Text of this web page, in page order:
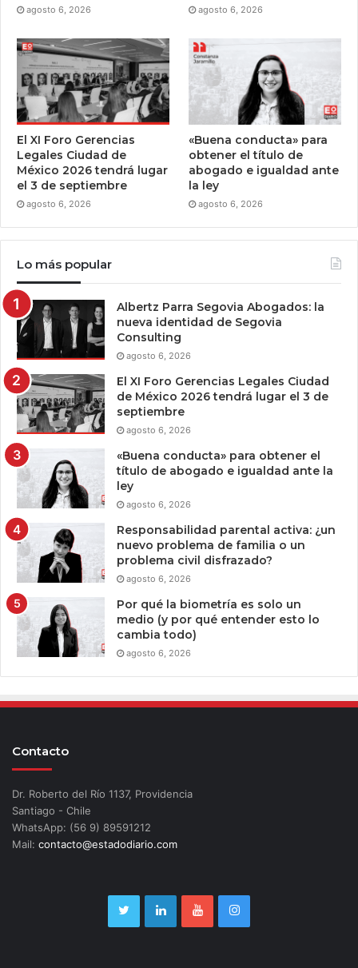
agosto 6, 2026 agosto 6, 2026
El XI Foro Gerencias
Legales Ciudad de
México 2026 tendrá lugar
el 3 de septiembre
agosto 6, 2026
«Buena conducta» para
obtener el título de
abogado e igualdad ante
la ley
agosto 6, 2026
Lo más popular
Albertz Parra Segovia Abogados: la
nueva identidad de Segovia
Consulting
agosto 6, 2026
El XI Foro Gerencias Legales Ciudad
de México 2026 tendrá lugar el 3 de
septiembre
agosto 6, 2026
«Buena conducta» para obtener el
título de abogado e igualdad ante la
ley
agosto 6, 2026
Responsabilidad parental activa: ¿un
nuevo problema de familia o un
problema civil disfrazado?
agosto 6, 2026
Por qué la biometría es solo un
medio (y por qué entender esto lo
cambia todo)
agosto 6, 2026
Contacto
Dr. Roberto del Río 1137, Providencia
Santiago - Chile
WhatsApp: (56 9) 89591212
Mail: contacto@estadodiario.com